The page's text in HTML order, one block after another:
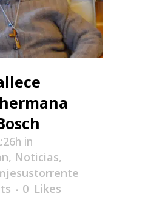
in
, Noticias,
0 Likes